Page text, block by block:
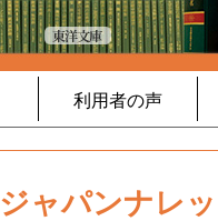
利用者の声
ジャパンナレ